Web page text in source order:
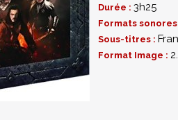
Durée : 3h25
Formats sonores
Sous-titres :
Format Image :